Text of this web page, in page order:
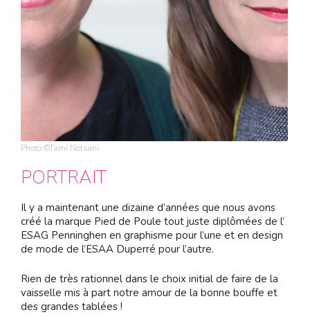
Photo ©Tami Notsani
PORTRAIT
Il y a maintenant une dizaine d’années que nous avons
créé la marque Pied de Poule tout juste diplômées de l’
ESAG Penninghen en graphisme pour l’une et en design
de mode de l’ESAA Duperré pour l’autre.
Rien de très rationnel dans le choix initial de faire de la
vaisselle mis à part notre amour de la bonne bouffe et
des grandes tablées !